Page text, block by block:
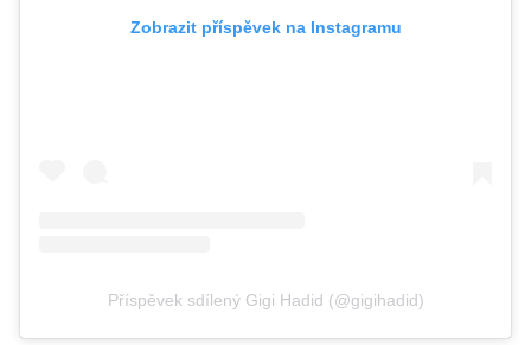
Zobrazit příspěvek na Instagramu
Příspěvek sdílený Gigi Hadid (@gigihadid)